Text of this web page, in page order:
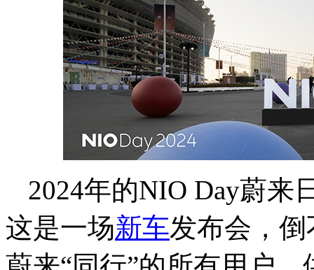
2024年的NIO Day蔚来
这是一场新车发布会，